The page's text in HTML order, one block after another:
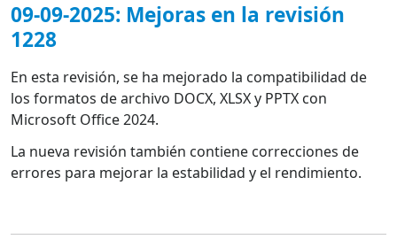
09-09-2025: Mejoras en la revisión
1228
En esta revisión, se ha mejorado la compatibilidad de
los formatos de archivo DOCX, XLSX y PPTX con
Microsoft Office 2024.
La nueva revisión también contiene correcciones de
errores para mejorar la estabilidad y el rendimiento.